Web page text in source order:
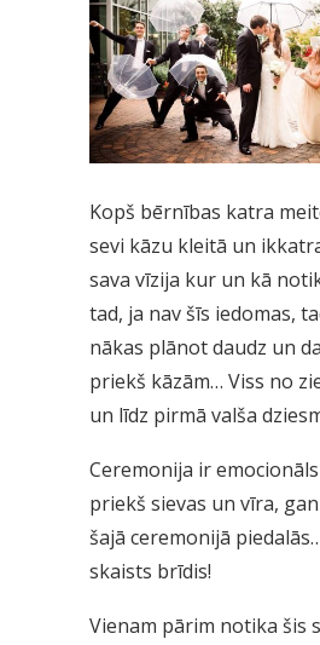
Kopš bērnības katra
sevi kāzu kleitā un
sava vīzija kur un kā
tad, ja nav šīs iedomas,
nākas plānot daudz un
priekš kāzām… Viss no
un līdz pirmā valša
Ceremonija ir
priekš sievas un vīra,
šajā ceremonijā
skaists brīdis!
Vienam pārim notika šis